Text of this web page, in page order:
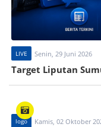
LIVE Senin, 29 Juni 2026
Target Liputan
logo Kamis, 02 Oktober